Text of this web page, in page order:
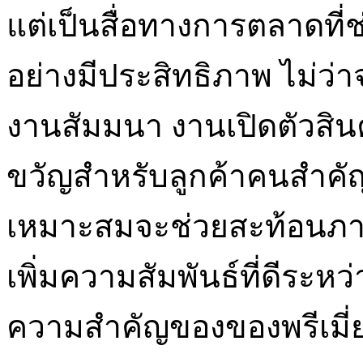
แต่เป็นสื่อทางการตลาดที่
อย่างมีประสิทธิภาพ ไม่ว่
งานสัมมนา งานเปิดตัวสิ
ขวัญสำหรับลูกค้าคนสำคั
เหมาะสมจะช่วยสะท้อน
เพิ่มความสัมพันธ์ที่ดีระห
ความสำคัญของของพรีเ